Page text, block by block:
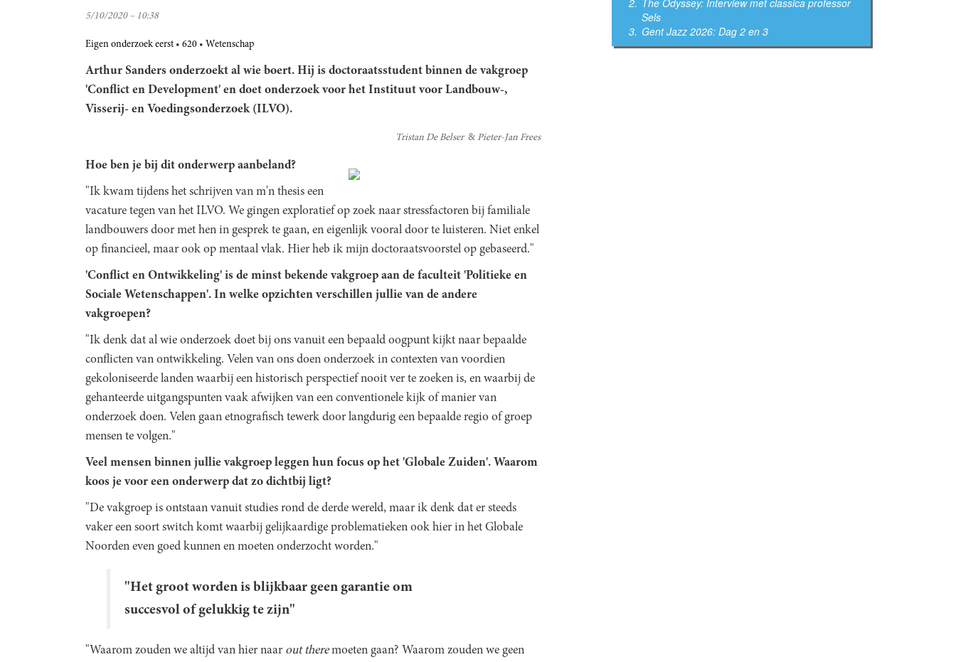
5/10/2020 – 10:38
Eigen onderzoek eerst 620 Wetenschap
Arthur Sanders onderzoekt al wie boert. Hij is doctoraatsstudent binnen de vakgroep
'Conflict en Development' en doet onderzoek voor het Instituut voor Landbouw-,
Visserij- en Voedingsonderzoek (ILVO).
Tristan De Belser Pieter-Jan Frees
Hoe ben je bij dit onderwerp aanbeland?
"Ik kwam tijdens het schrijven van m'n thesis een
vacature tegen van het ILVO. We gingen exploratief op zoek naar stressfactoren bij familiale
landbouwers door met hen in gesprek te gaan, en eigenlijk vooral door te luisteren. Niet enkel
op financieel, maar ook op mentaal vlak. Hier heb ik mijn doctoraatsvoorstel op gebaseerd."
'Conflict en Ontwikkeling' is de minst bekende vakgroep aan de faculteit 'Politieke en
Sociale Wetenschappen'. In welke opzichten verschillen jullie van de andere
vakgroepen?
"Ik denk dat al wie onderzoek doet bij ons vanuit een bepaald oogpunt kijkt naar bepaalde
conflicten van ontwikkeling. Velen van ons doen onderzoek in contexten van voordien
gekoloniseerde landen waarbij een historisch perspectief nooit ver te zoeken is, en waarbij de
gehanteerde uitgangspunten vaak afwijken van een conventionele kijk of manier van
onderzoek doen. Velen gaan etnografisch tewerk door langdurig een bepaalde regio of groep
mensen te volgen."
Veel mensen binnen jullie vakgroep leggen hun focus op het 'Globale Zuiden'. Waarom
koos je voor een onderwerp dat zo dichtbij ligt?
"De vakgroep is ontstaan vanuit studies rond de derde wereld, maar ik denk dat er steeds
vaker een soort switch komt waarbij gelijkaardige problematieken ook hier in het Globale
Noorden even goed kunnen en moeten onderzocht worden."
"Het groot worden is blijkbaar geen garantie om
succesvol of gelukkig te zijn"
"Waarom zouden we altijd van hier naar out theremoeten gaan? Waarom zouden we geen
Sels
Gent Jazz 2026: Dag 2 en 3